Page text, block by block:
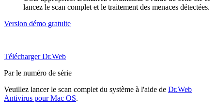
lancez le scan complet et le traitement des menaces détectées.
Version démo gratuite
Télécharger Dr.Web
Par le numéro de série
Veuillez lancer le scan complet du système à l'aide de Dr.Web
Antivirus pour Mac OS.